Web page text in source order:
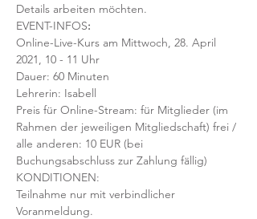
Details arbeiten möchten.
EVENT-INFOS:
Online-Live-Kurs am Mittwoch, 28. April
2021, 10 - 11 Uhr
Dauer: 60 Minuten
Lehrerin: Isabell
Preis für Online-Stream: für Mitglieder (im
Rahmen der jeweiligen Mitgliedschaft) frei /
alle anderen: 10 EUR (bei
Buchungsabschluss zur Zahlung fällig)
KONDITIONEN:
Teilnahme nur mit verbindlicher
Voranmeldung.